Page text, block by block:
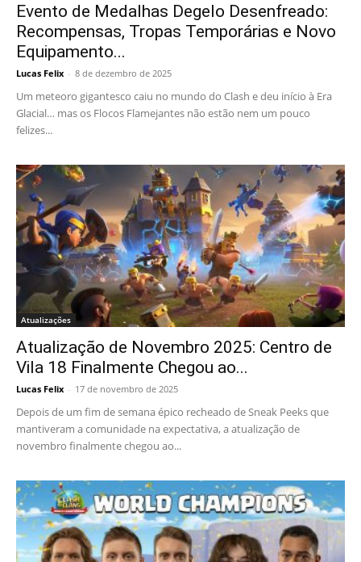
Evento de Medalhas Degelo Desenfreado:
Recompensas, Tropas Temporárias e Novo
Equipamento...
Lucas Felix - 8 de dezembro de 2025
Um meteoro gigantesco caiu no mundo do Clash e deu início à Era
Glacial… mas os Flocos Flamejantes não estão nem um pouco
felizes...
Atualizações
Atualização de Novembro 2025: Centro de
Vila 18 Finalmente Chegou ao...
Lucas Felix - 17 de novembro de 2025
Depois de um fim de semana épico recheado de Sneak Peeks que
mantiveram a comunidade na expectativa, a atualização de
novembro finalmente chegou ao...